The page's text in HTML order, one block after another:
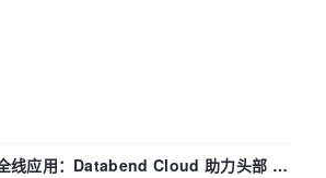
线应用：Databend Cloud 助力头部 AI